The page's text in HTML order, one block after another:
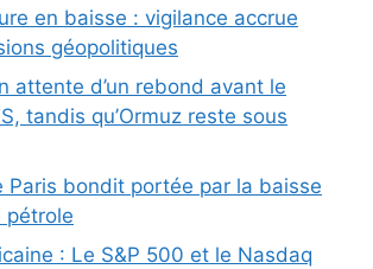
en baisse : vigilance accrue
géopolitiques
attente d’un rebond avant le
tandis qu’Ormuz reste sous
Paris bondit portée par la baisse
pétrole
: Le S&P 500 et le Nasdaq